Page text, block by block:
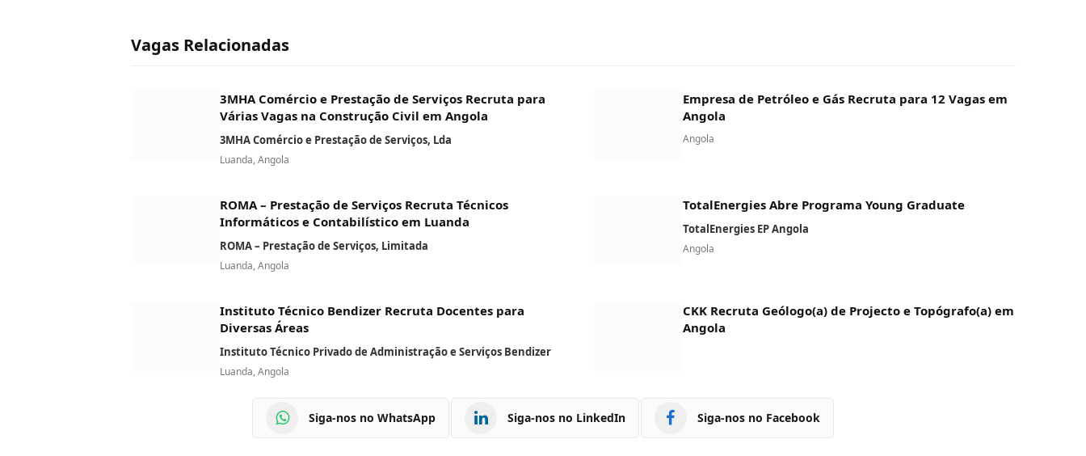
Vagas Relacionadas
3MHA Comércio e Prestação de Serviços Recruta para
Várias Vagas na Construção Civil em Angola
3MHA Comércio e Prestação de Serviços, Lda
Luanda, Angola
Empresa de Petróleo e Gás Recruta para 12 Vagas em
Angola
Angola
ROMA – Prestação de Serviços Recruta Técnicos
Informáticos e Contabilístico em Luanda
ROMA – Prestação de Serviços, Limitada
Luanda, Angola
TotalEnergies Abre Programa Young Graduate
TotalEnergies EP Angola
Angola
Instituto Técnico Bendizer Recruta Docentes para
Diversas Áreas
Instituto Técnico Privado de Administração e Serviços Bendizer
Luanda, Angola
CKK Recruta Geólogo(a) de Projecto e Topógrafo(a) em
Angola
Siga-nos no WhatsApp Siga-nos no LinkedIn Siga-nos no Facebook